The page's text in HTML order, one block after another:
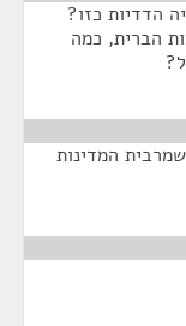
הדדיות כזו?
הברית, כמה
המדינות